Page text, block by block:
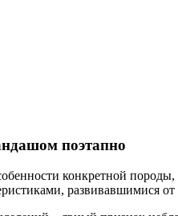
поэтапно
конкретной
развивавшимися